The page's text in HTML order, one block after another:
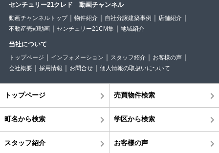
センチュリー21クレド 動画チャンネル
動画チャンネルトップ 物件紹介 自社分譲建築事例
店舗紹介
不動産売却動画
センチュリー21CM集 地域紹介
当社について
トップページ インフォメーション スタッフ紹介
お客様の声
会社概要
採用情報 お問合せ 個人情報の取扱いについて
トップページ 売買物件検索
町名から検索 学区から検索
スタッフ紹介 お客様の声